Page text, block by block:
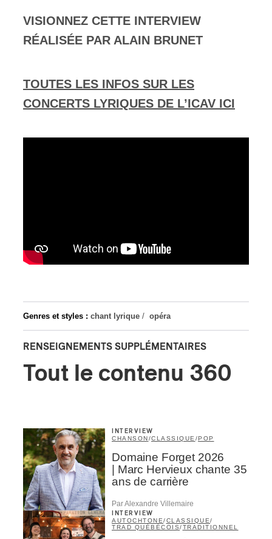
Genres et styles : chant lyrique / opéra
RENSEIGNEMENTS SUPPLÉMENTAIRES
VISIONNEZ CETTE INTERVIEW
RÉALISÉE PAR ALAIN BRUNET
TOUTES LES INFOS SUR LES
CONCERTS LYRIQUES DE L’ICAV ICI
Tout le contenu 360
INTERVIEW
CHANSON/CLASSIQUE /POP
Domaine Forget 2026
| Marc Hervieux chante 35
ans de carrière
Par Alexandre Villemaire
INTERVIEW
AUTOCHTONE/CLASSIQUE/
TRAD QUÉBÉCOIS/TRADITIONNEL